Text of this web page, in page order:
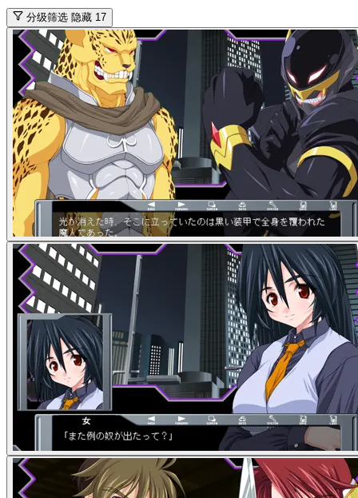
主角
緑川瑠璃
画廊
该 Galgame 的截图 / CG 集
分级筛选隐藏 17